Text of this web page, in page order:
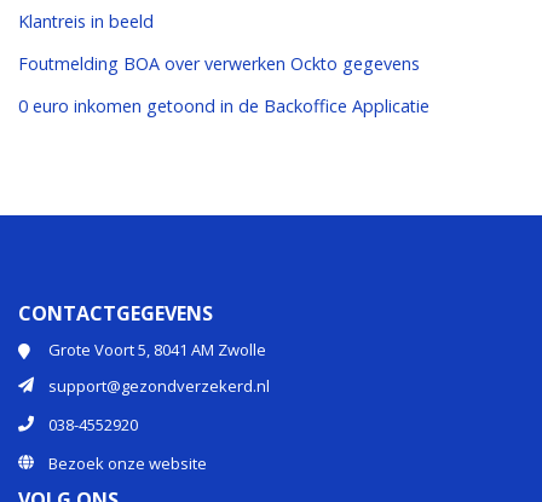
Klantreis in beeld
Foutmelding BOA over verwerken Ockto gegevens
0 euro inkomen getoond in de Backoffice Applicatie
CONTACTGEGEVENS
Grote Voort 5, 8041 AM Zwolle
support@gezondverzekerd.nl
038-4552920
Bezoek onze website